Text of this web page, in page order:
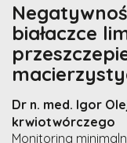
białaczce
Dr n. med. Igor
krwiotwórczego
Monitoring